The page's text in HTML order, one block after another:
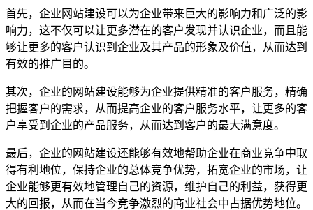
首先，企业网站建设可以为企业带来巨大的影响力和广泛的影
响力，这不仅可以让更多潜在的客户发现并认识企业，而且能
够让更多的客户认识到企业及其产品的形象及价值，从而达到
有效的推广目的。
其次，企业的网站建设能够为企业提供精准的客户服务，精确
把握客户的需求，从而提高企业的客户服务水平，让更多的客
户享受到企业的产品服务，从而达到客户的最大满意度。
最后，企业的网站建设还能够有效地帮助企业在商业竞争中取
得有利地位，保持企业的总体竞争优势，拓宽企业的市场，让
企业能够更有效地管理自己的资源，维护自己的利益，获得更
大的回报，从而在当今竞争激烈的商业社会中占据优势地位。